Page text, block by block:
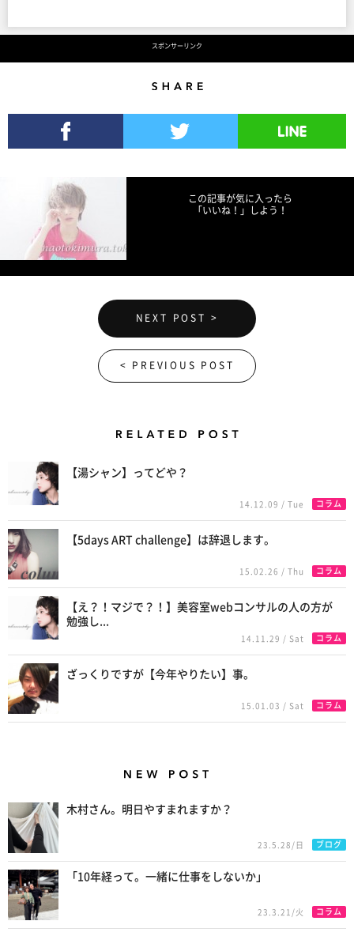
スポンサーリンク
この記事が気に入ったら
「いいね！」しよう！
NEXT POST >
< PREVIOUS POST
【湯シャン】ってどや？
14.12.09 / Tue コラム
【5days ART challenge】は辞退します。
15.02.26 / Thu コラム
【え？！マジで？！】美容室webコンサルの人の方が
勉強し...
14.11.29 / Sat コラム
ざっくりですが【今年やりたい】事。
15.01.03 / Sat コラム
木村さん。明日やすまれますか？
23.5.28/日 ブログ
「10年経って。一緒に仕事をしないか」
23.3.21/火 コラム